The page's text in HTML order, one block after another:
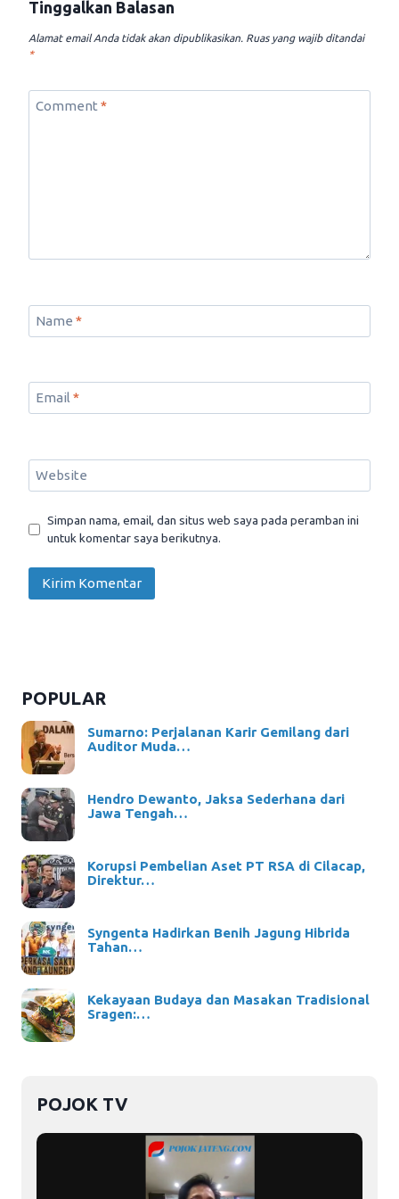
Tinggalkan Balasan
Alamat email Anda tidak akan dipublikasikan. Ruas yang wajib ditandai
*
Comment*
Name *
Email*
Website
Simpan nama, email, dan situs web saya pada peramban ini
untuk komentar saya berikutnya.
POPULAR
Sumarno: Perjalanan Karir Gemilang dari
Auditor Muda…
Hendro Dewanto, Jaksa Sederhana dari
Jawa Tengah…
Korupsi Pembelian Aset PT RSA di Cilacap,
Direktur…
Syngenta Hadirkan Benih Jagung Hibrida
Tahan…
Kekayaan Budaya dan Masakan Tradisional
Sragen:…
POJOK TV